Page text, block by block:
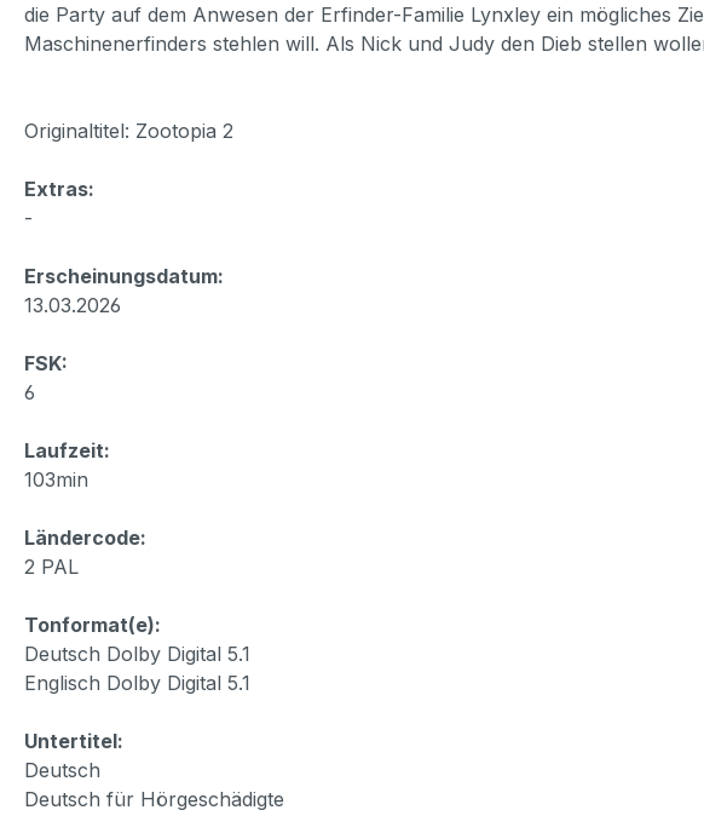
die Party auf dem Anwesen der Erfinder-Familie Lynxley ein mögliches
Maschinenerfinders stehlen will. Als Nick und Judy den Dieb stellen
Originaltitel: Zootopia 2
Extras:
-
Erscheinungsdatum:
13.03.2026
FSK:
6
Laufzeit:
103min
Ländercode:
2 PAL
Tonformat(e):
Deutsch Dolby Digital 5.1
Englisch Dolby Digital 5.1
Untertitel:
Deutsch
Deutsch für Hörgeschädigte